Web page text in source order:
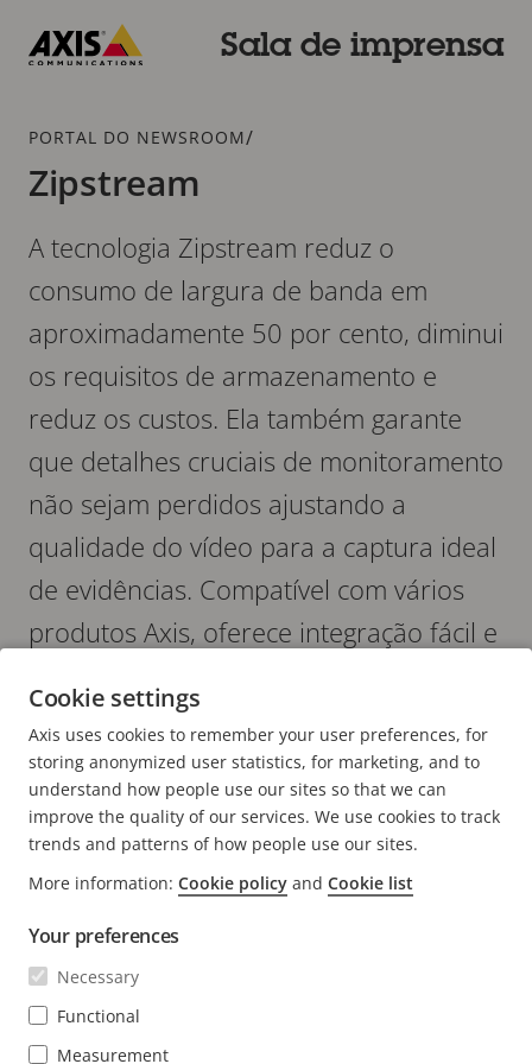
para
conteúdo
Sala de imprensa
Breadcrumb
PORTAL DO NEWSROOM/
Zipstream
A tecnologia Zipstream reduz o
consumo de largura de banda em
aproximadamente 50 por cento, diminui
os requisitos de armazenamento e
reduz os custos. Ela também garante
que detalhes cruciais de monitoramento
não sejam perdidos ajustando a
qualidade do vídeo para a captura ideal
de evidências. Compatível com vários
produtos Axis, oferece integração fácil e
FOOTER
CONTATO
Fale conosco
Experience Center
NOTÍCIAS E HISTÓRIAS
Histórias de clientes
Life at Axis
ASSINAR
Cookie settings
Axis uses cookies to remember your user preferences, for
storing anonymized user statistics, for marketing, and to
understand how people use our sites so that we can
improve the quality of our services. We use cookies to track
trends and patterns of how people use our sites.
More information: Cookie policy and Cookie list
Your preferences
Necessary
Functional
Measurement